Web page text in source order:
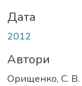
Дата
2012
Автори
Орищенко, С. В.